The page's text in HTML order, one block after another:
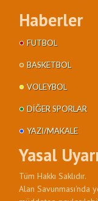
Haberler
FUTBOL
BASKETBOL
VOLEYBOL
DIĞER SPORLAR
YAZI/MAKALE
Yasal Uyarı
Tüm Hakkı Saklıdır.
Alan Savunması'nda